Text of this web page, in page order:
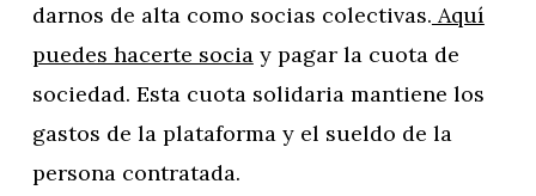
darnos de alta como socias colectivas. Aquí
puedes hacerte sociay pagar la cuota de
sociedad. Esta cuota solidaria mantiene los
gastos de la plataforma y el sueldo de la
persona contratada.